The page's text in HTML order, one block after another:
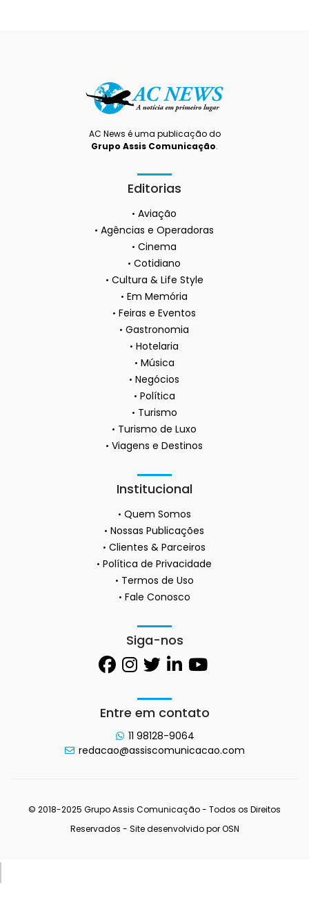
AC News é uma publicação do
Grupo Assis Comunicação.
Editorias
Aviação
Agências e Operadoras
Cinema
Cotidiano
Cultura & Life Style
Em Memória
Feiras e Eventos
Gastronomia
Hotelaria
Música
Negócios
Política
Turismo
Turismo de Luxo
Viagens e Destinos
Institucional
Quem Somos
Nossas Publicações
Clientes & Parceiros
Política de Privacidade
Termos de Uso
Fale Conosco
Siga-nos
Entre em contato
11 98128-9064
redacao@assiscomunicacao.com
© 2018-2025 Grupo Assis Comunicação - Todos os Direitos
Reservados - Site desenvolvido porOSN